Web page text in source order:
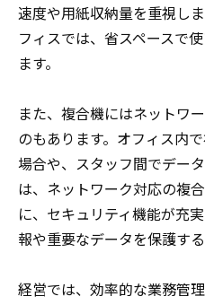
速度や用紙収納量を重視し
フィスでは、省スペースで
ます。
また、複合機にはネットワ
のもあります。オフィス内
場合や、スタッフ間でデー
は、ネットワーク対応の複
に、セキュリティ機能が充
報や重要なデータを保護する
経営では、効率的な業務管